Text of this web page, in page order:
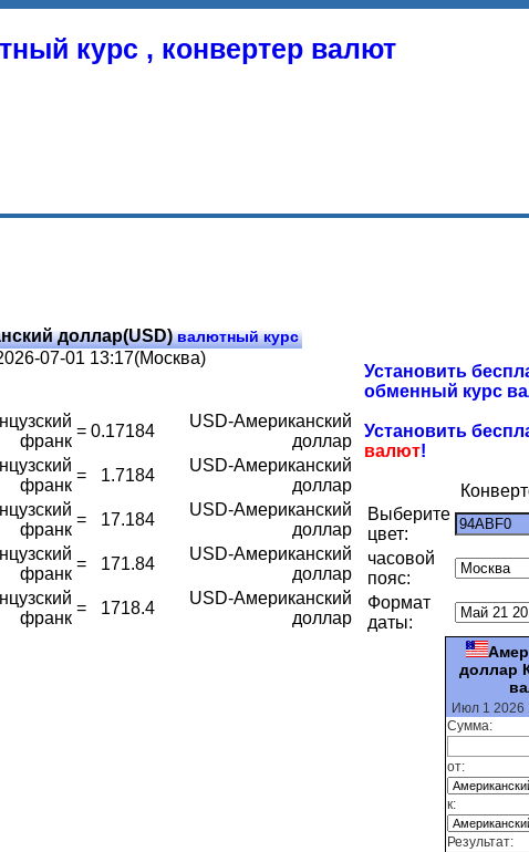
курс , конвертер валют
доллар(USD)валютный курс
07-01 13:17(Москва)
франк
= 0.17184
USD-Американский
доллар
франк
= 1.7184
USD-Американский
доллар
франк
= 17.184
USD-Американский
доллар
франк
= 171.84
USD-Американский
доллар
франк
= 1718.4
USD-Американский
доллар
Установить
обменный курс
Установить
валют!
Выберите
цвет:
часовой
пояс:
Формат
даты:
доллар
Июл 1 2026
Сумма:
от:
к:
Результат: